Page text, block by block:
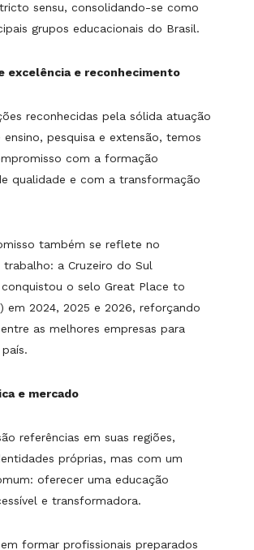
sensu, consolidando-se como
grupos educacionais do Brasil.
excelência e reconhecimento
reconhecidas pela sólida atuação
ensino, pesquisa e extensão, temos
com a formação
qualidade e com a transformação
também se reflete no
trabalho: a Cruzeiro do Sul
o selo Great Place to
em 2024, 2025 e 2026, reforçando
as melhores empresas para
e mercado
referências em suas regiões,
próprias, mas com um
oferecer uma educação
e transformadora.
formar profissionais preparados